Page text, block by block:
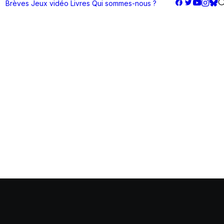
Brèves Jeux vidéo Livres Qui sommes-nous ?